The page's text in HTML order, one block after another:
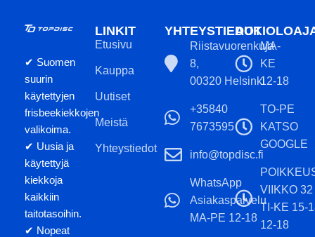
✔ Suomen
suurin
käytettyjen
frisbeekiekkojen
valikoima.
✔ Uusia ja
käytettyjä
kiekkoja
kaikkiin
taitotasoihin.
✔ Nopeat
LINKIT
Etusivu
Kauppa
Uutiset
Meistä
Yhteystiedot
YHTEYSTIEDOT
Riistavuorenkuja
8,
00320 Helsinki
+35840
7673595
info@topdisc.fi
WhatsApp
Asiakaspalvelu
MA-PE 12-18
MA-
KE
12-18
TO-PE
KATSO
GOOGLE
VIIKKO 32
TI-KE 15-
12-18